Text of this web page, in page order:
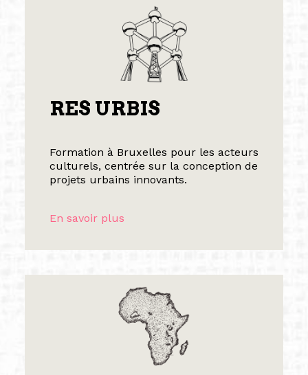
RES URBIS
Formation à Bruxelles pour les acteurs
culturels, centrée sur la conception de
projets urbains innovants.
En savoir plus